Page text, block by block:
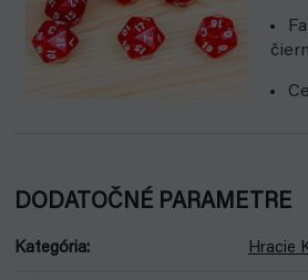
DODATOČNÉ PARAMETRE
Kategória: Hracie